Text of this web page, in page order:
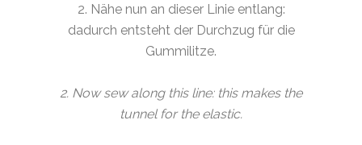
2. Nähe nun an dieser Linie entlang:
dadurch entsteht der Durchzug für die
Gummilitze.
2. Now sew along this line: this makes the
tunnel for the elastic.